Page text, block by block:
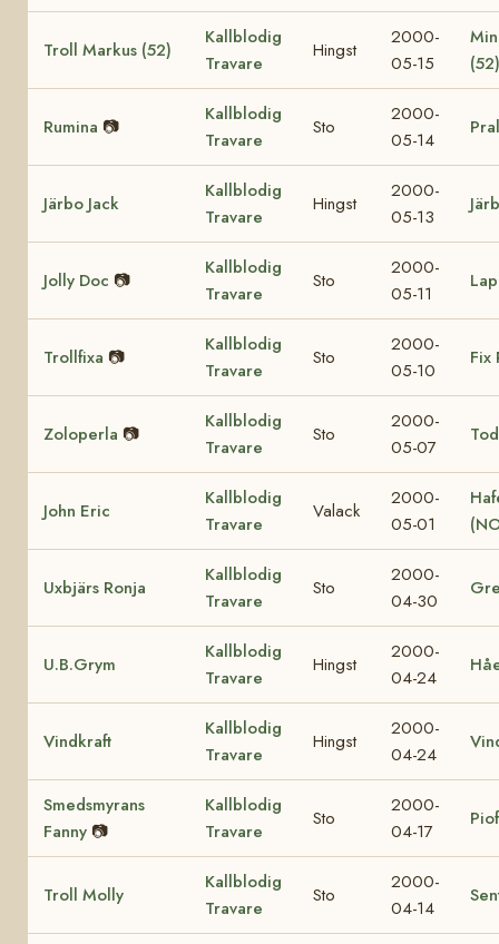
Troll Markus (52)
Kallblodig
Travare
Hingst
2000-
05-15
(52)
Rumina 📷
Kallblodig
Travare
Sto
2000-
05-14
Järbo Jack
Kallblodig
Travare
Hingst
2000-
05-13
Jolly Doc 📷
Kallblodig
Travare
Sto
2000-
05-11
Trollfixa 📷
Kallblodig
Travare
Sto
2000-
05-10
Fix
Zoloperla 📷
Kallblodig
Travare
Sto
2000-
05-07
John Eric
Kallblodig
Travare
Valack
2000-
05-01
Uxbjärs Ronja
Kallblodig
Travare
Sto
2000-
04-30
U.B.Grym
Kallblodig
Travare
Hingst
2000-
04-24
Vindkraft
Kallblodig
Travare
Hingst
2000-
04-24
Smedsmyrans
Fanny 📷
Kallblodig
Travare
Sto
2000-
04-17
Troll Molly
Kallblodig
Travare
Sto
2000-
04-14